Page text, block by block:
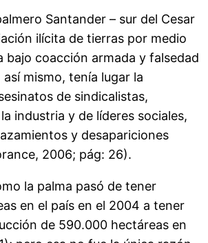
Santander – sur del Cesar
ilícita de tierras por medio
bajo coacción armada y falsedad
mismo, tenía lugar la
de sindicalistas,
industria y de líderes sociales,
y desapariciones
2006; pág: 26).
la palma pasó de tener
en el país en el 2004 a tener
de 590.000 hectáreas en